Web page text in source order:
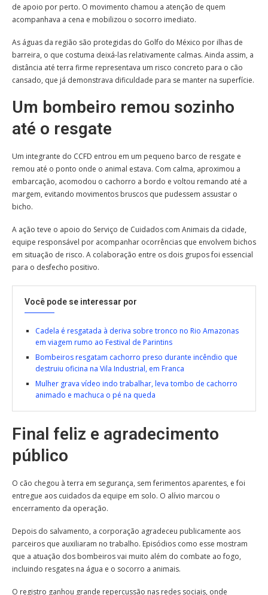
de apoio por perto. O movimento chamou a atenção de quem
acompanhava a cena e mobilizou o socorro imediato.
As águas da região são protegidas do Golfo do México por ilhas de
barreira, o que costuma deixá-las relativamente calmas. Ainda assim, a
distância até terra firme representava um risco concreto para o cão
cansado, que já demonstrava dificuldade para se manter na superfície.
Um bombeiro remou sozinho
até o resgate
Um integrante do CCFD entrou em um pequeno barco de resgate e
remou até o ponto onde o animal estava. Com calma, aproximou a
embarcação, acomodou o cachorro a bordo e voltou remando até a
margem, evitando movimentos bruscos que pudessem assustar o
bicho.
A ação teve o apoio do Serviço de Cuidados com Animais da cidade,
equipe responsável por acompanhar ocorrências que envolvem bichos
em situação de risco. A colaboração entre os dois grupos foi essencial
para o desfecho positivo.
Você pode se interessar por
Cadela é resgatada à deriva sobre tronco no Rio Amazonas
em viagem rumo ao Festival de Parintins
Bombeiros resgatam cachorro preso durante incêndio que
destruiu oficina na Vila Industrial, em Franca
Mulher grava vídeo indo trabalhar, leva tombo de cachorro
animado e machuca o pé na queda
Final feliz e agradecimento
público
O cão chegou à terra em segurança, sem ferimentos aparentes, e foi
entregue aos cuidados da equipe em solo. O alívio marcou o
encerramento da operação.
Depois do salvamento, a corporação agradeceu publicamente aos
parceiros que auxiliaram no trabalho. Episódios como esse mostram
que a atuação dos bombeiros vai muito além do combate ao fogo,
incluindo resgates na água e o socorro a animais.
O registro ganhou grande repercussão nas redes sociais, onde